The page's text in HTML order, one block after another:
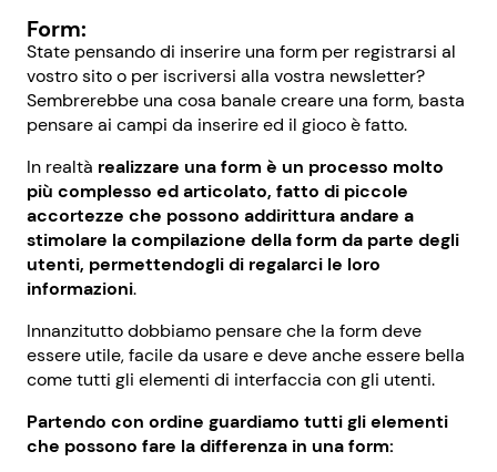
Form:
State pensando di inserire una form per registrarsi al
vostro sito o per iscriversi alla vostra newsletter?
Sembrerebbe una cosa banale creare una form, basta
pensare ai campi da inserire ed il gioco è fatto.
In realtà realizzare una form è un processo molto
più complesso ed articolato, fatto di piccole
accortezze che possono addirittura andare a
stimolare la compilazione della form da parte degli
utenti, permettendogli di regalarci le loro
informazioni.
Innanzitutto dobbiamo pensare che la form deve
essere utile, facile da usare e deve anche essere bella
come tutti gli elementi di interfaccia con gli utenti.
Partendo con ordine guardiamo tutti gli elementi
che possono fare la differenza in una form: